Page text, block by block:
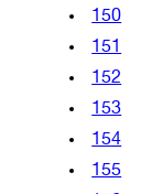
150
151
152
153
154
155